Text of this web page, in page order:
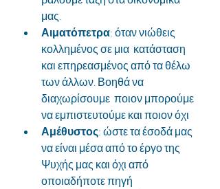
μας.
Αιματόπετρα: όταν νιώθεις
κολλημένος σε μια  κατάσταση
και επηρεασμένος από τα θέλω
των άλλων. Βοηθά να
διαχωρίσουμε  ποιον μπορούμε
να εμπιστευτούμε και ποιον όχι
Αμέθυστος: ώστε τα έσοδά μας
να είναι μέσα από το έργο της
Ψυχής μας και όχι από
οποιαδήποτε πηγή